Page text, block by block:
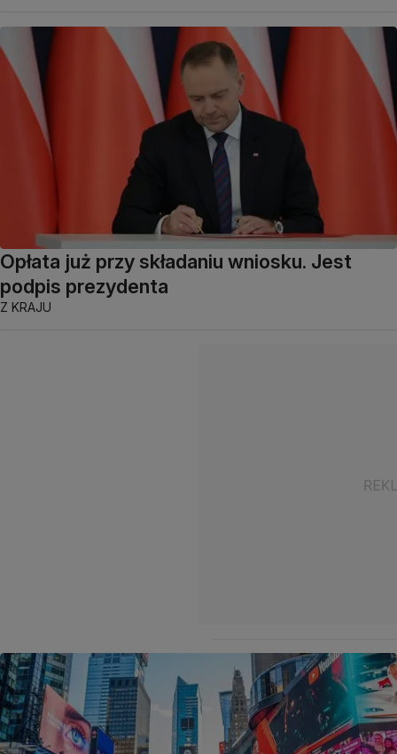
Opłata już przy składaniu wniosku. Jest
podpis prezydenta
Z KRAJU